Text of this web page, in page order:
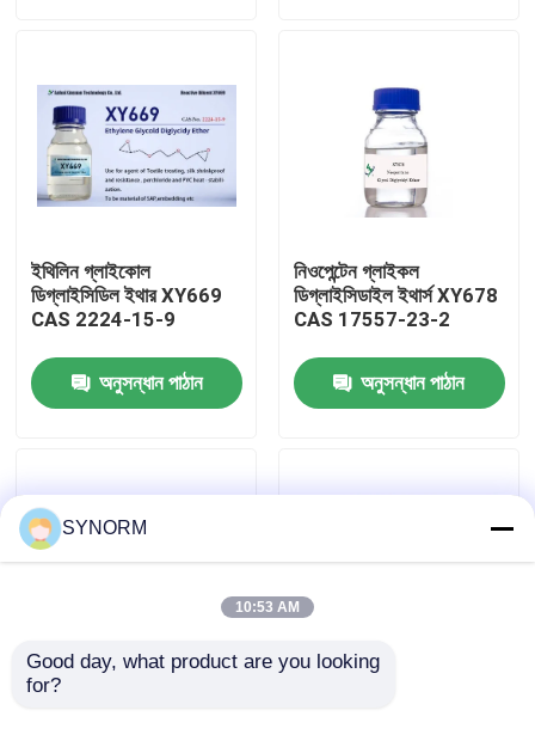
পণ্য
আমাদের সম্পর্কে
কারখানা ভ্রমণ
মান নিয়ন্ত্রণ
উদ্ধৃতির জন্য আবেদন
আলিফ্যাটিক গ্লাইসিডিল ইথার
ইথিলিন গ্লাইকোল
ডিগ্লাইসিডিল ইথার XY669
CAS 2224-15-9
অনুসন্ধান পাঠান
নিওপেন্টেন গ্লাইকল
ডিগ্লাইসিডাইল ইথার্স XY678
CAS 17557-23-2
অনুসন্ধান পাঠান
পলিপ্রোপিলিন গ্লাইকোল
SYNORM
10:53 AM
Good day, what product are you looking
for?